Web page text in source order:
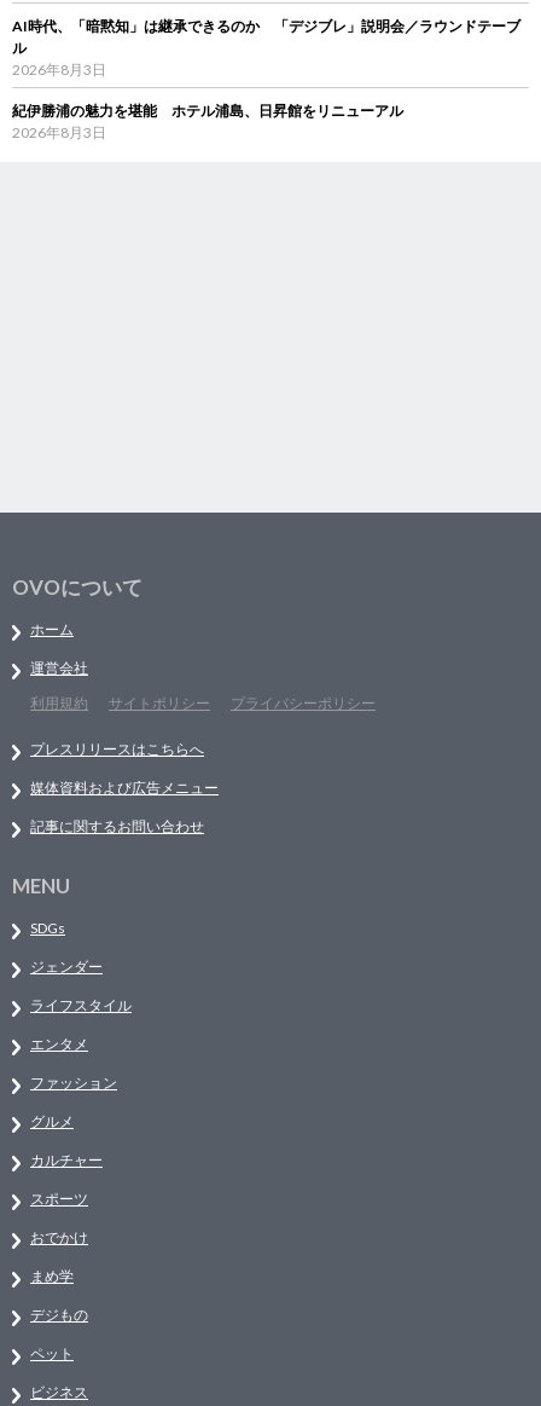
AI時代、「暗黙知」は継承できるのか 「デジブレ」説明会／ラウンドテーブ
ル
2026年8月3日
紀伊勝浦の魅力を堪能 ホテル浦島、日昇館をリニューアル
2026年8月3日
OVOについて
ホーム
運営会社
利用規約
サイトポリシー プライバシーポリシー
プレスリリースはこちらへ
媒体資料および広告メニュー
記事に関するお問い合わせ
MENU
SDGs
ジェンダー
ライフスタイル
エンタメ
ファッション
グルメ
カルチャー
スポーツ
おでかけ
まめ学
デジもの
ペット
ビジネス